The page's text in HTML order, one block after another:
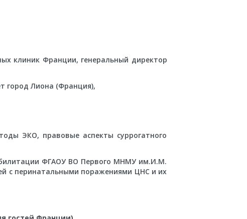
клиник Франции, генеральный директор
город Лиона (Франция),
ЭКО, правовые аспекты суррогатного
ФГАОУ ВО Первого МНМУ им.И.М.
с перинатальными поражениями ЦНС и их